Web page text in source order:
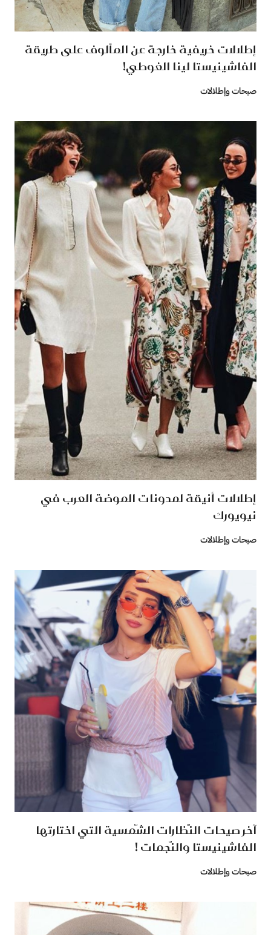
إطلالات خريفية خارجة عن المألوف على طريقة
الفاشينيستا لينا الغوطي!
صيحات وإطلالات
إطلالات أنيقة لمدونات الموضة العرب في
نيويورك
صيحات وإطلالات
آخر صيحات النّظارات الشّمسية التي اختارتها
الفاشينيستا والنّجمات !
صيحات وإطلالات